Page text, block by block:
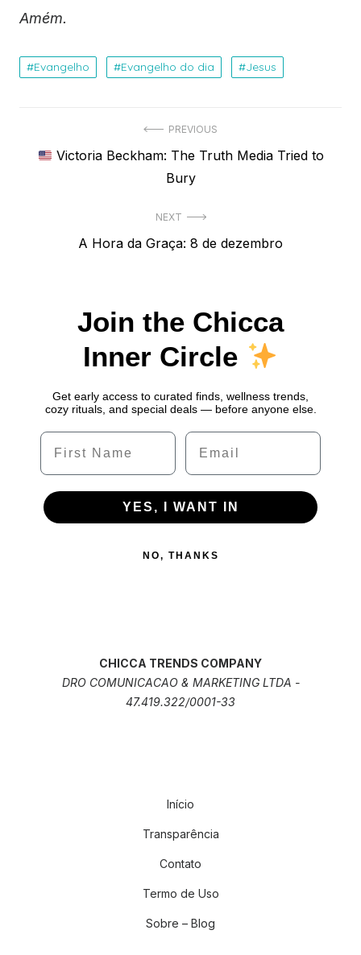
Amém.
Evangelho Evangelho do dia Jesus
de
PREVIOUS
PreviousVictoria Beckham: The Truth Media Tried to
Bury
NEXT
Next
A Hora da Graça: 8 de dezembro
Join the Chicca
Inner Circle
Get early access to curated finds, wellness trends,
cozy rituals, and special deals — before anyone else.
Name Email
YES, I WANT IN
NO, THANKS
CHICCA TRENDS COMPANY
DRO COMUNICACAO & MARKETING LTDA -
47.419.322/0001-33
Início
Transparência
Contato
Termo de Uso
Sobre – Blog